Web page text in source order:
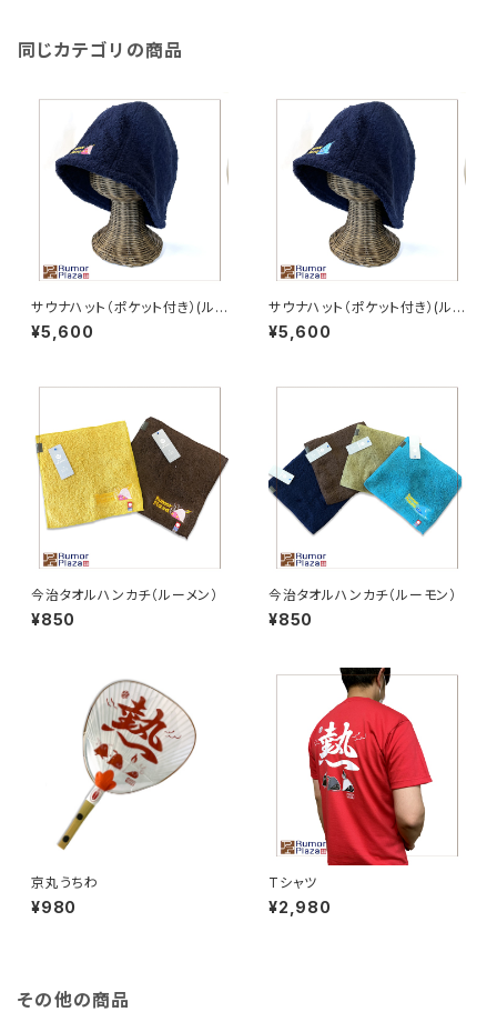
同じカテゴリの商品
サウナハット（ポケット付き）(ル
ーメン)
¥5,600
サウナハット（ポケット付き）(ル
ーモン)
¥5,600
今治タオルハンカチ（ルーメン）
¥850
今治タオルハンカチ（ルーモン）
¥850
京丸うちわ
¥980
Tシャツ
¥2,980
その他の商品